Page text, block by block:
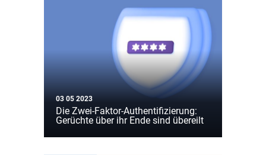
03 05 2023
Die Zwei-Faktor-Authentifizierung:
Gerüchte über ihr Ende sind übereilt